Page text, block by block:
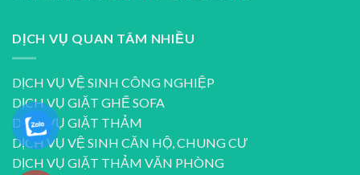
DỊCH VỤ QUAN TÂM NHIỀU
DỊCH VỤ VỆ SINH CÔNG NGHIỆP
DỊCH VỤ GIẶT GHẾ SOFA
DỊCH VỤ GIẶT THẢM
DỊCH VỤ VỆ SINH CĂN HỘ, CHUNG CƯ
DỊCH VỤ GIẶT THẢM VĂN PHÒNG